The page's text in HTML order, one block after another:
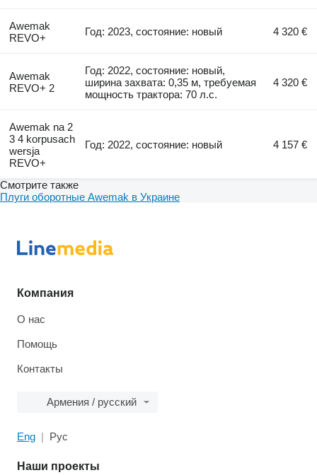
Awemak
REVO+
Год: 2023, состояние: новый 4 320 €
Awemak
REVO+ 2
Год: 2022, состояние: новый,
ширина захвата: 0,35 м, требуемая
мощность трактора: 70 л.с.
4 320 €
Awemak na 2
3 4 korpusach
wersja
REVO+
Год: 2022, состояние: новый 4 157 €
Смотрите также
Плуги оборотные Awemak в Украине
Компания
О нас
Помощь
Контакты
Армения / русский
Eng Рус
Наши проекты